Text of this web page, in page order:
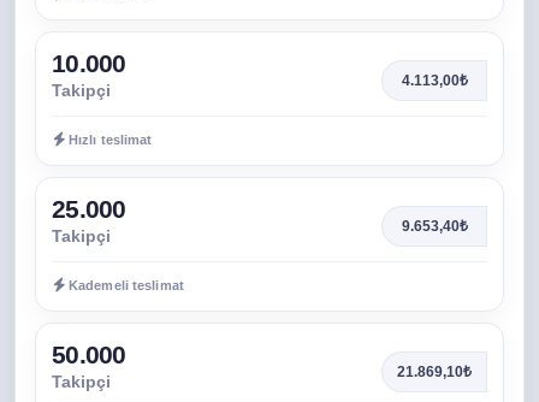
10.000
Takipçi 4.113,00₺
Hızlı teslimat
25.000
Takipçi 9.653,40₺
Kademeli teslimat
50.000
Takipçi 21.869,10₺